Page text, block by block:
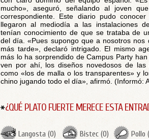
mucho», aseguró, señalando al joven
correspondiente. Este diario pudo
llegaron al mediodía a las instalaciones
tenían conocimiento de que se trataba de
del día. «Pues supongo que a nosotros nos
más tarde», declaró intrigado. El mismo
más lo ha sorprendido de Campus Party
ven por ahí, los diseños novedosos de las
como «los de malla o los transparentes» y
chino jugando todo el día», afirmó. (Informó:
¿QUÉ PLATO FUERTE MERECE ESTA
Langosta (0) Bistec (0) Pollo (